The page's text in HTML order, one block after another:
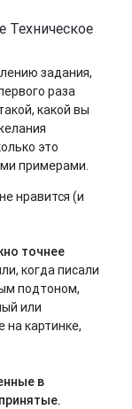
Техническое
задания,
раза
какой вы
это
примерами.
нравится (и
точнее
когда писали
подтоном,
или
картинке,
в